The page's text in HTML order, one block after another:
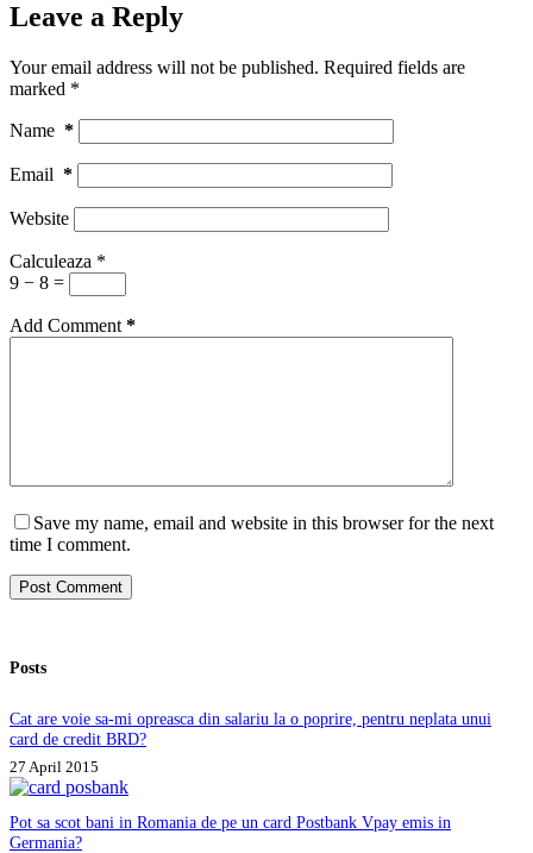
Leave a Reply
Your email address will not be published. Required fields are
marked *
Name *
Email *
Website
Calculeaza *
9 − 8 =
Add Comment *
Save my name, email and website in this browser for the next
time I comment.
Post Comment
Posts
Cat are voie sa-mi opreasca din salariu la o poprire, pentru neplata unui
card de credit BRD?
27 April 2015
Pot sa scot bani in Romania de pe un card Postbank Vpay emis in
Germania?